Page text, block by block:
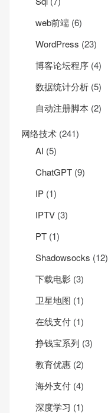
web前端 (6)
WordPress (23)
博客论坛程序 (4)
数据统计分析 (5)
自动注册脚本 (2)
网络技术 (241)
AI (5)
ChatGPT (9)
IP (1)
IPTV (3)
PT (1)
Shadowsocks (12)
下载电影 (3)
卫星地图 (1)
在线支付 (1)
挣钱宝系列 (3)
教育优惠 (2)
海外支付 (4)
深度学习 (1)